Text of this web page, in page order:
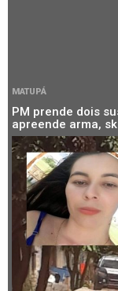
MATUPÁ
PM prende dois
apreende arma,